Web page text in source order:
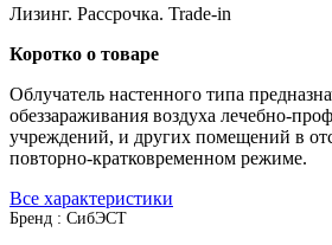
Лизинг. Рассрочка. Trade-in
Коротко о товаре
Облучатель настенного типа
обеззараживания воздуха лечебно-
учреждений, и других помещений в
повторно-кратковременном режиме.
Все характеристики
Бренд : СибЭСТ